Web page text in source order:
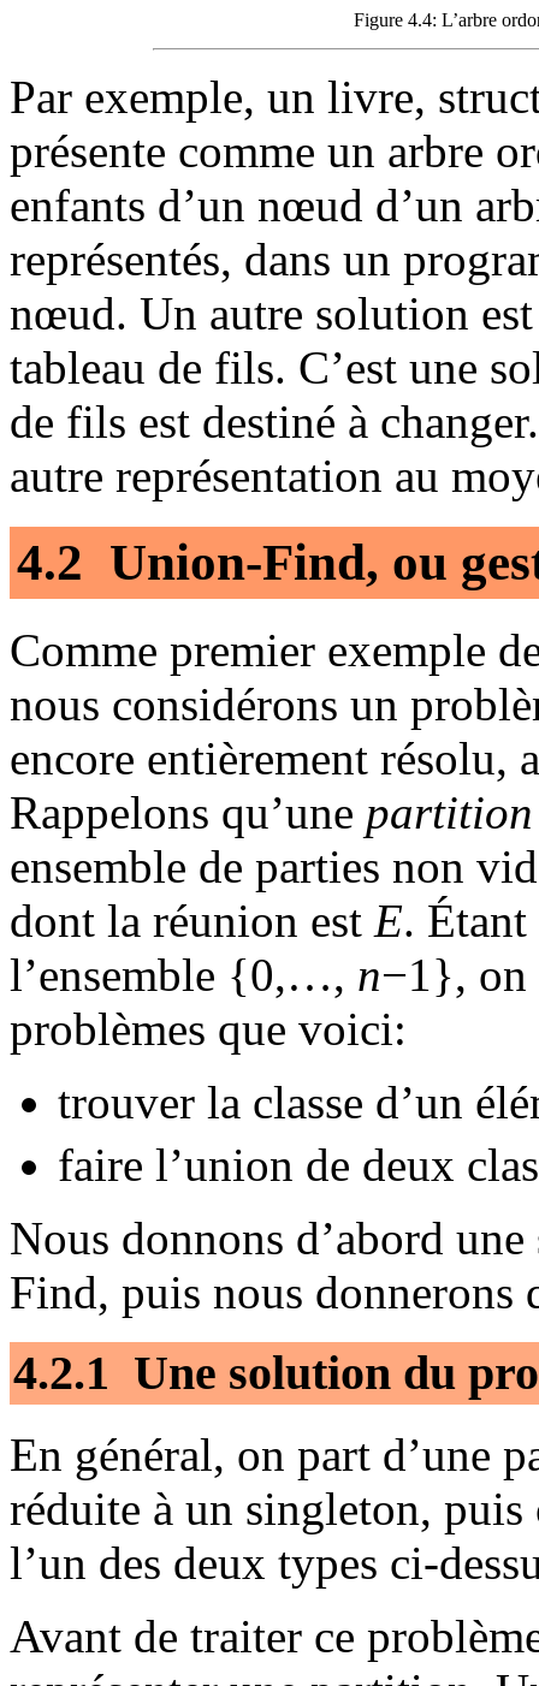
Figure 4.4: L’arbre
Par exemple, un livre,
présente comme un arbre
enfants d’un nœud d’un
représentés, dans un
nœud. Un autre solution
tableau de fils. C’est une
de fils est destiné à
autre représentation au
4.2 Union-Find, ou
Comme premier exemple
nous considérons un
encore entièrement résolu,
Rappelons qu’une partition
ensemble de parties non
dont la réunion est E.
l’ensemble {0,…, n−1}, on
problèmes que voici:
trouver la classe d’un
faire l’union de deux
Nous donnons d’abord
Find, puis nous donnerons
4.2.1 Une solution du
En général, on part d’une
réduite à un singleton, puis
l’un des deux types ci-
Avant de traiter ce